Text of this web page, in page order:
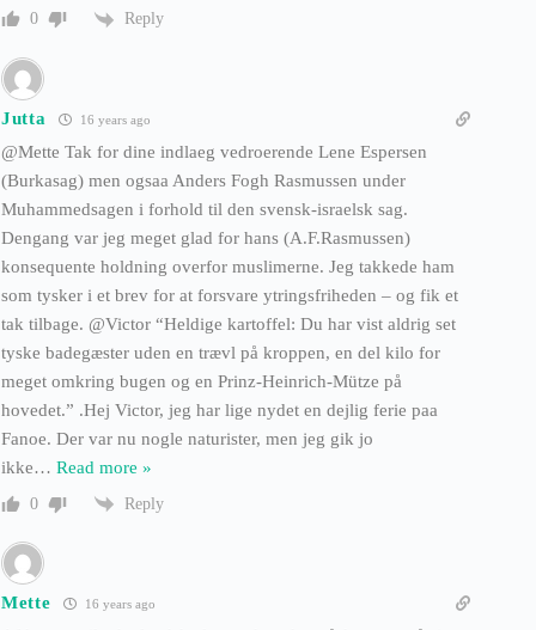
0 Reply
Jutta 16 years ago
@Mette Tak for dine indlaeg vedroerende Lene Espersen
(Burkasag) men ogsaa Anders Fogh Rasmussen under
Muhammedsagen i forhold til den svensk-israelsk sag.
Dengang var jeg meget glad for hans (A.F.Rasmussen)
konsequente holdning overfor muslimerne. Jeg takkede ham
som tysker i et brev for at forsvare ytringsfriheden – og fik et
tak tilbage. @Victor “Heldige kartoffel: Du har vist aldrig set
tyske badegæster uden en trævl på kroppen, en del kilo for
meget omkring bugen og en Prinz-Heinrich-Mütze på
hovedet.” .Hej Victor, jeg har lige nydet en dejlig ferie paa
Fanoe. Der var nu nogle naturister, men jeg gik jo
ikke… Read more »
0 Reply
Mette 16 years ago